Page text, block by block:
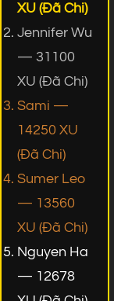
XU (Đã Chi)
Jennifer Wu
— 31100
XU (Đã Chi)
Sami —
14250 XU
(Đã Chi)
Sumer Leo
— 13560
XU (Đã Chi)
Nguyen Ha
— 12678